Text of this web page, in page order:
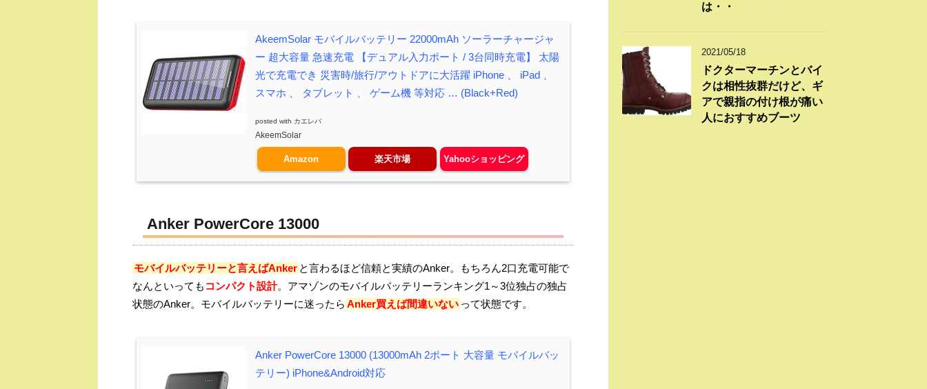
AkeemSolar モバイルバッテリー 22000mAh ソーラーチャージャ
ー 超大容量 急速充電 【デュアル入力ポート / 3台同時充電】 太陽
光で充電でき 災害時/旅行/アウトドアに大活躍 iPhone 、 iPad 、
スマホ 、 タブレット 、 ゲーム機 等対応 … (Black+Red)
posted with カエレバ
AkeemSolar
Amazon 楽天市場 Yahooショッピング
Anker PowerCore 13000
モバイルバッテリーと言えばAnker と言わるほど信頼と実績のAnker。もちろん2口充電可能で
なんといっても コンパクト設計。アマゾンのモバイルバッテリーランキング1～3位独占の独占
状態のAnker。モバイルバッテリーに迷ったら Anker買えば間違いない って状態です。
Anker PowerCore 13000 (13000mAh 2ポート 大容量 モバイルバッ
テリー) iPhone&Android対応
は・・
2021/05/18
ドクターマーチンとバイ
クは相性抜群だけど、ギ
アで親指の付け根が痛い
人におすすめブーツ